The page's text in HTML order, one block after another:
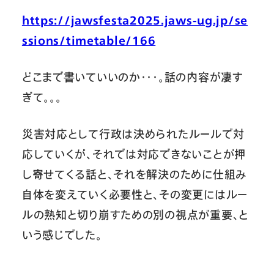
https://jawsfesta2025.jaws-ug.jp/se
ssions/timetable/166
どこまで書いていいのか・・・。話の内容が凄す
ぎて。。。
災害対応として行政は決められたルールで対
応していくが、それでは対応できないことが押
し寄せてくる話と、それを解決のために仕組み
自体を変えていく必要性と、その変更にはルー
ルの熟知と切り崩すための別の視点が重要、と
いう感じでした。